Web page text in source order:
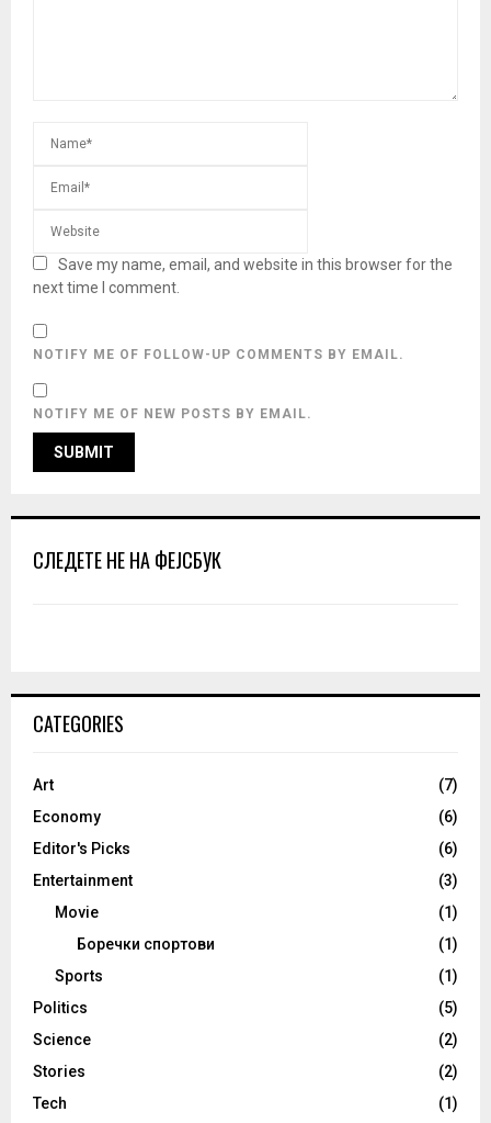
Save my name, email, and website in this browser for the
next time I comment.
NOTIFY ME OF FOLLOW-UP COMMENTS BY EMAIL.
NOTIFY ME OF NEW POSTS BY EMAIL.
СЛЕДЕТЕ НЕ НА ФЕЈСБУК
CATEGORIES
Art
(7)
Economy
(6)
Editor's Picks
(6)
Entertainment
(3)
Movie
(1)
Боречки спортови
(1)
Sports
(1)
Politics
(5)
Science
(2)
Stories
(2)
Tech
(1)